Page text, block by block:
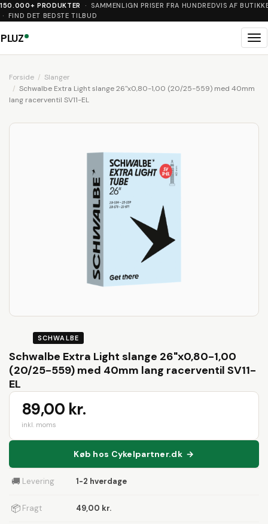
150.000+ PRODUKTER
· SAMMENLIGN PRISER FRA HUNDREDVIS AF
· FIND DET BEDSTE TILBUD
PLUZ
Forside
Slanger
Schwalbe Extra Light slange 26"x0,80-1,00 (20/25-559) med 40mm
lang racerventil SV11-EL
SCHWALBE
Schwalbe Extra Light slange 26"x0,80-1,00
(20/25-559) med 40mm lang racerventil SV11-
EL
89,00 kr.
inkl. moms
Køb hos Cykelpartner.dk →
🚚 Levering 1-2 hverdage
📦 Fragt 49,00 kr.